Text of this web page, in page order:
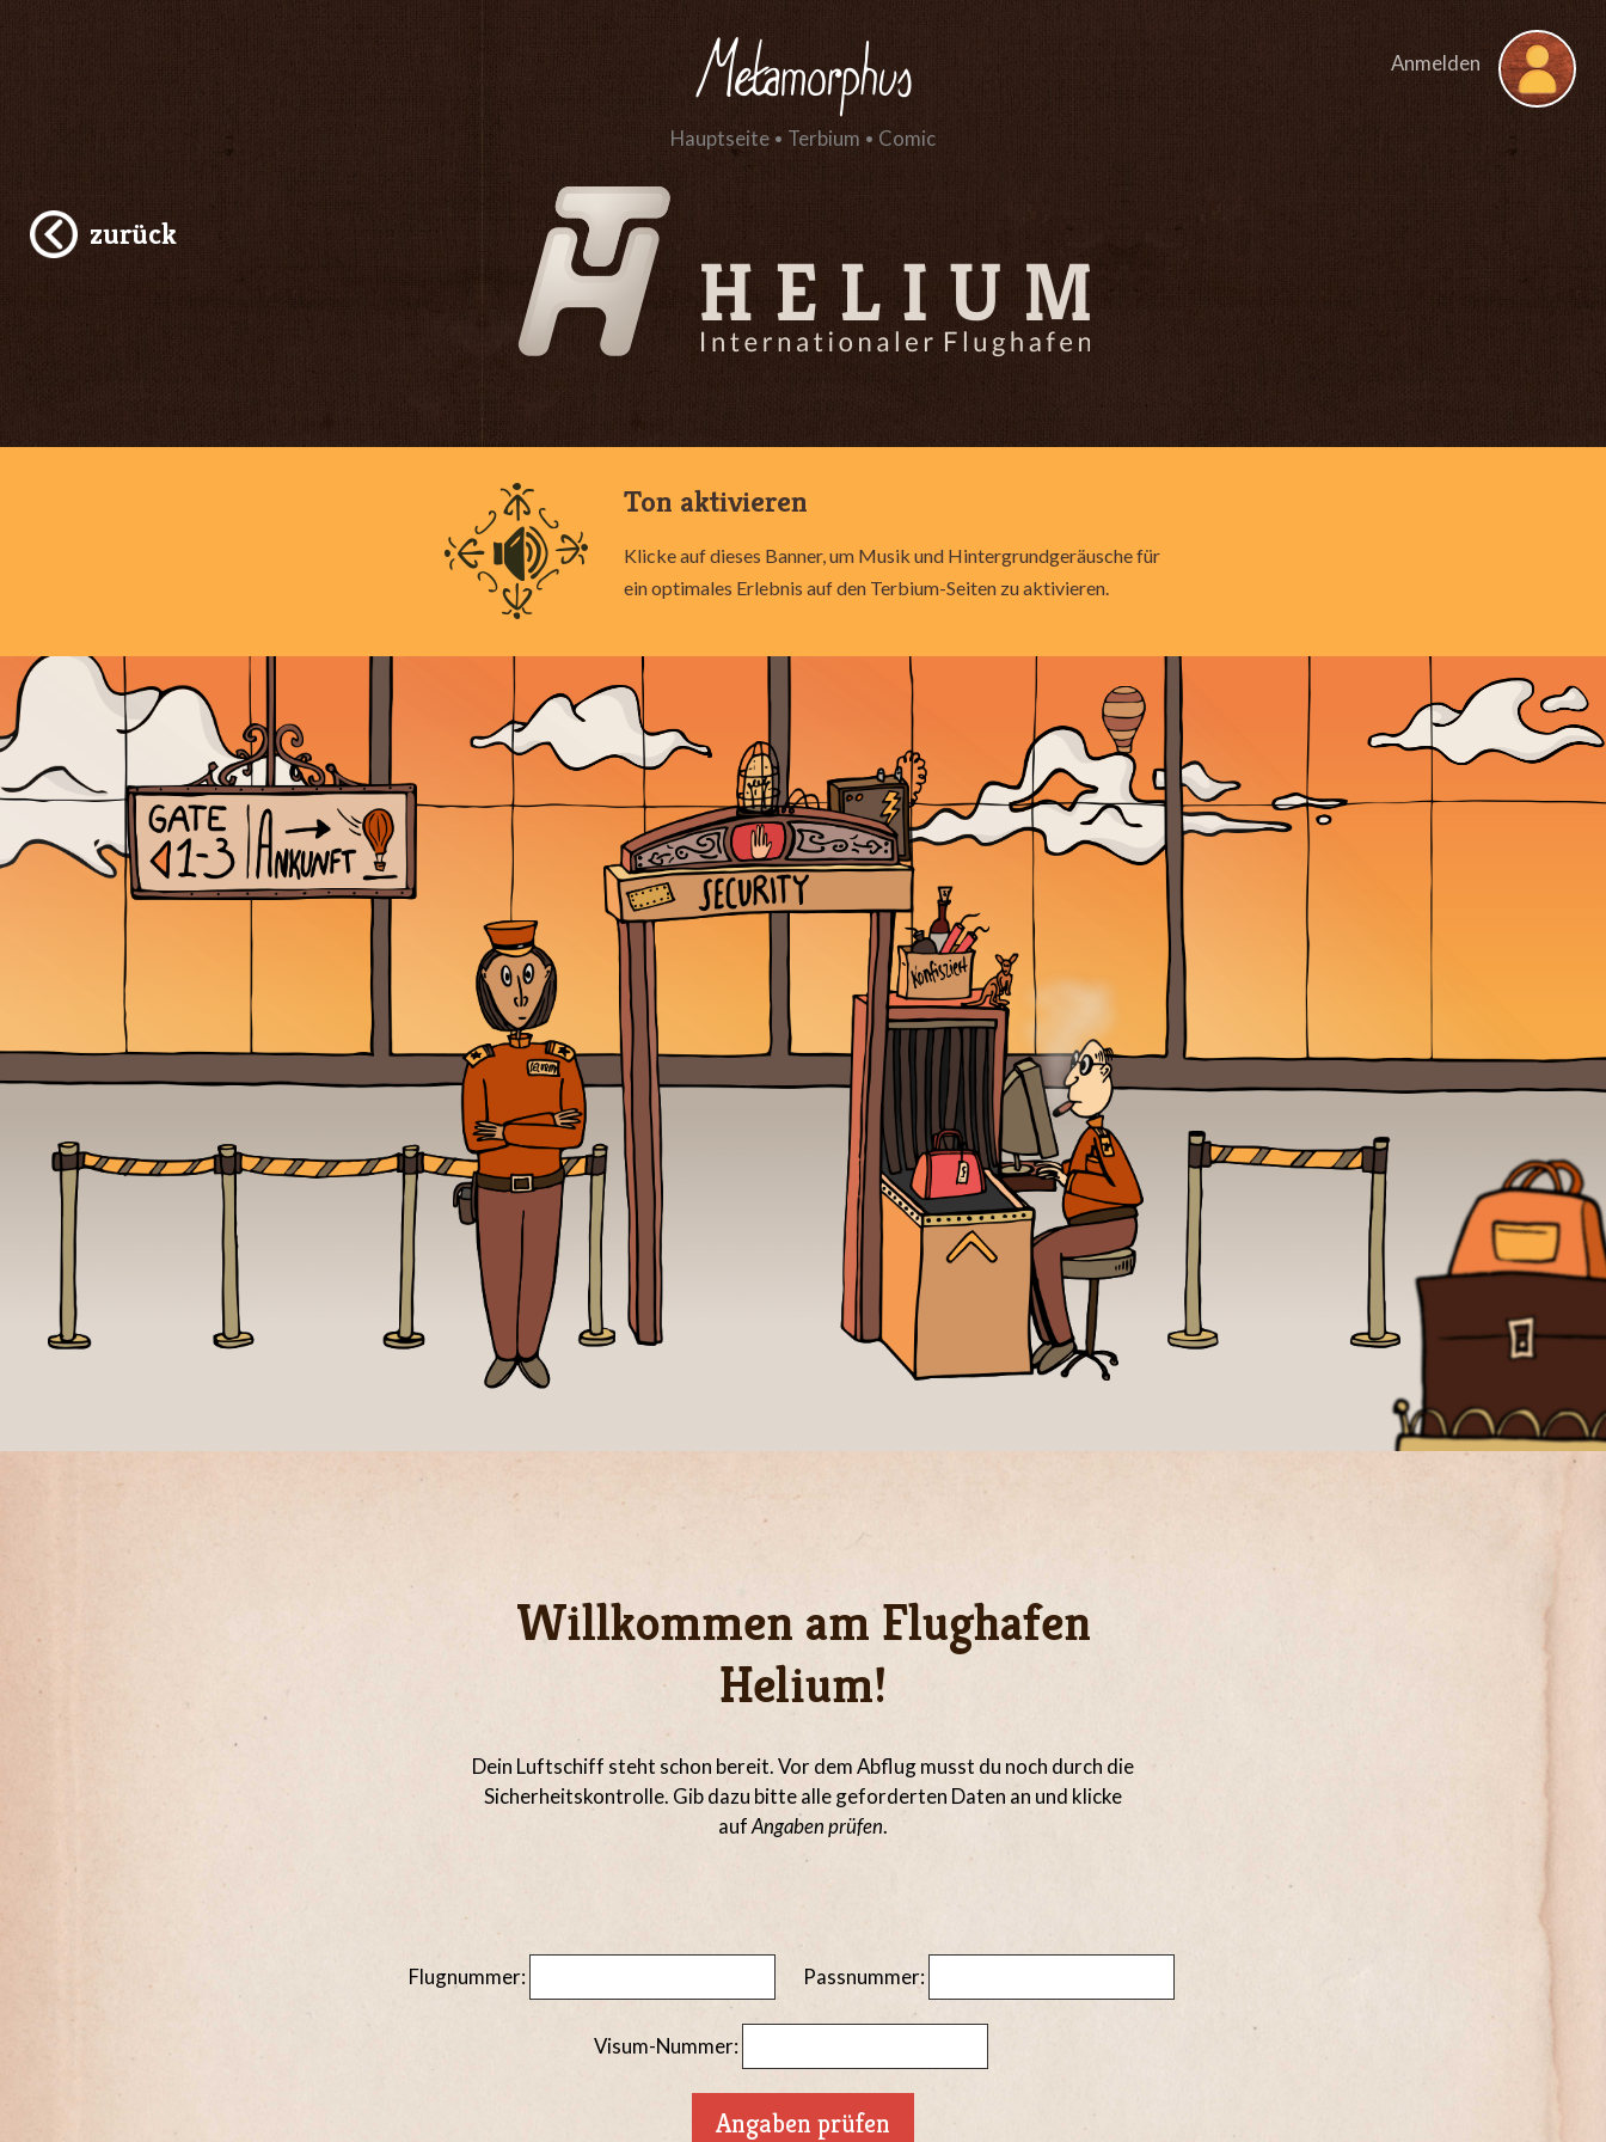
Anmelden
Hauptseite • Terbium • Comic
zurück
Ton aktivieren
Klicke auf dieses Banner, um Musik und Hintergrundgeräuschefür
ein optimales Erlebnis auf den Terbium-Seiten zu aktivieren.
Willkommen am Flughafen
Helium!
Dein Luftschiff steht schon bereit. Vor dem Abflug musst du noch durch die
Sicherheitskontrolle. Gib dazu bitte alle geforderten Daten an und klicke
aufAngaben prüfen.
Flugnummer: Passnummer:
Visum-Nummer: